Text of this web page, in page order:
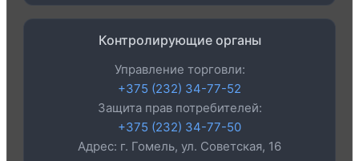
Контролирующие органы
Управление торговли:
+375 (232) 34-77-52
Защита прав потребителей:
+375 (232) 34-77-50
Адрес: г. Гомель, ул. Советская, 16